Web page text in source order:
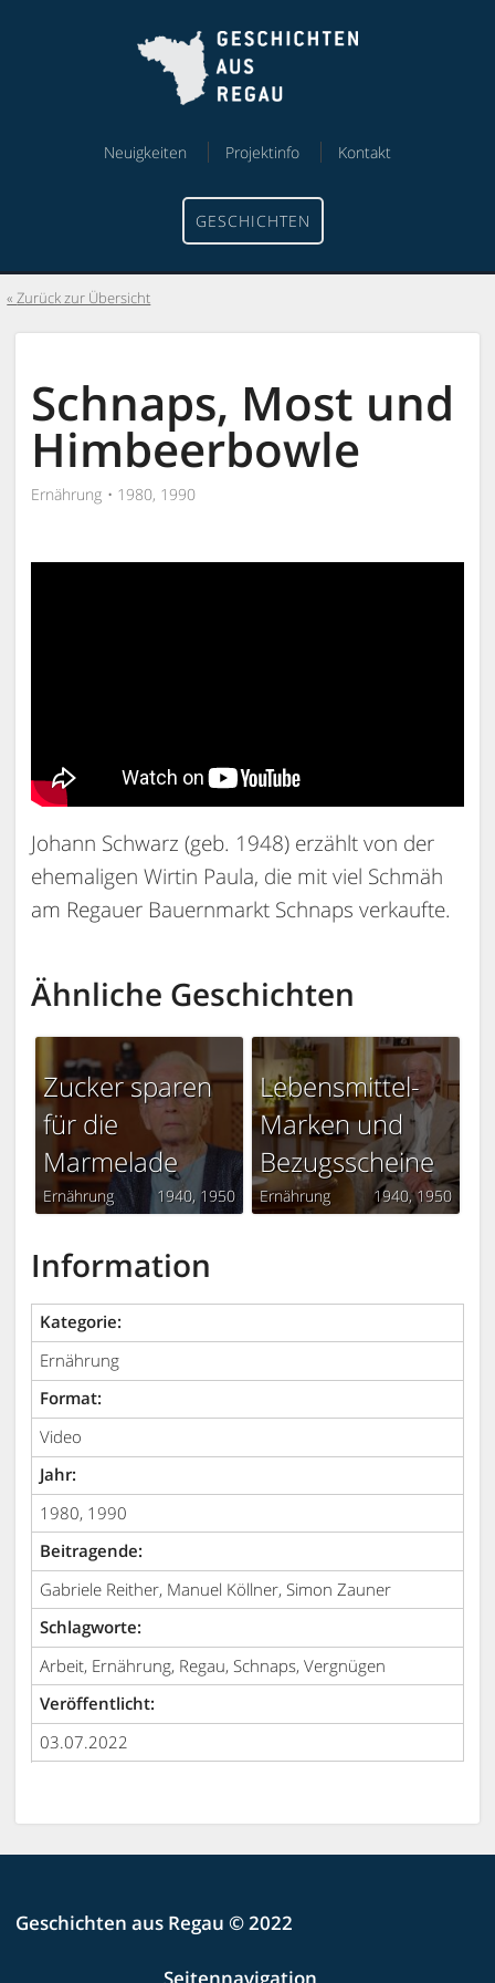
Neuigkeiten Projektinfo Kontakt
GESCHICHTEN
Zurück zur Übersicht
Schnaps, Most und
Himbeerbowle
Ernährung 1980, 1990
Johann Schwarz (geb. 1948) erzählt von der
ehemaligen Wirtin Paula, die mit viel Schmäh
am Regauer Bauernmarkt Schnaps verkaufte.
Ähnliche Geschichten
Zucker sparen
für die
Marmelade
Ernährung 1940 1950
Lebensmittel-
Marken und
Bezugsscheine
Ernährung 1940 1950
Information
Kategorie:
Ernährung
Format:
Video
Jahr:
1980, 1990
Beitragende:
Gabriele Reither, Manuel Köllner, Simon Zauner
Schlagworte:
Arbeit, Ernährung, Regau, Schnaps, Vergnügen
Veröffentlicht:
03.07.2022
Geschichten aus Regau © 2022